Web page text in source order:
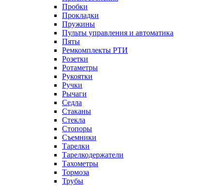
Пробки
Прокладки
Пружины
Пульты управления и автоматика
Пяты
Ремкомплекты РТИ
Розетки
Ротаметры
Рукоятки
Ручки
Рычаги
Седла
Стаканы
Стекла
Стопоры
Съемники
Тарелки
Тарелкодержатели
Тахометры
Тормоза
Трубы